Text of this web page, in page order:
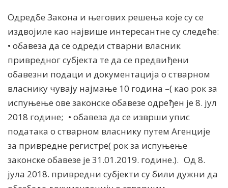
Одредбе Закона и његових решења које су се
издвојиле као највише интересантне су следеће:
• обавеза да се одреди стварни власник
привредног субјекта те да се предвиђени
обавезни подаци и документација о стварном
власнику чувају најмање 10 година –( као рок за
испуњење ове законске обавезе одређен је 8. јул
2018 године; • обавеза да се изврши упис
података о стварном власнику путем Агенције
за привредне регистре( рок за испуњење
законске обавезе је 31.01.2019. године.). Од 8.
јула 2018. привредни субјекти су били дужни да